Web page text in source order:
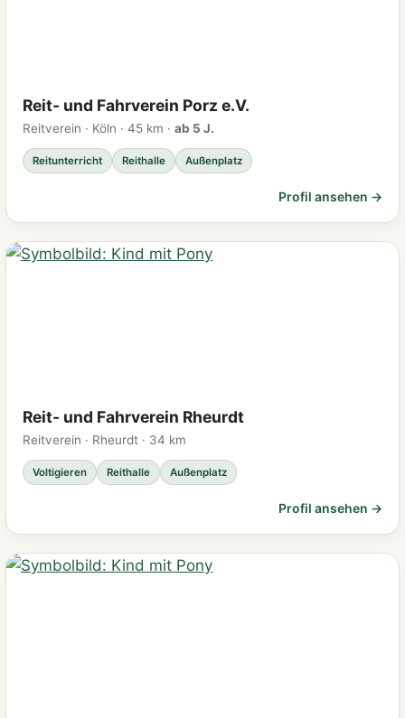
Reit- und Fahrverein Porz e.V.
Reitverein · Köln · 45 km · ab 5 J.
Reitunterricht Reithalle Außenplatz
Profil ansehen →
Reit- und Fahrverein Rheurdt
Reitverein · Rheurdt · 34 km
Voltigieren Reithalle Außenplatz
Profil ansehen →